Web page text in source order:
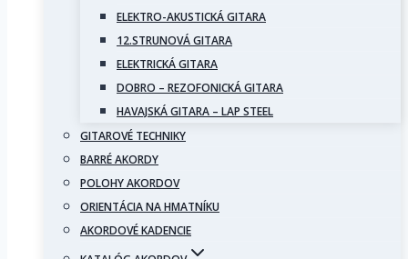
ELEKTRO-AKUSTICKÁ GITARA
12.STRUNOVÁ GITARA
ELEKTRICKÁ GITARA
DOBRO – REZOFONICKÁ GITARA
HAVAJSKÁ GITARA – LAP STEEL
GITAROVÉ TECHNIKY
BARRÉ AKORDY
POLOHY AKORDOV
ORIENTÁCIA NA HMATNÍKU
AKORDOVÉ KADENCIE